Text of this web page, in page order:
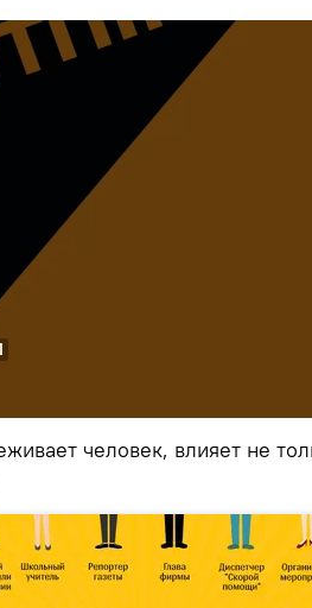
человек, влияет не